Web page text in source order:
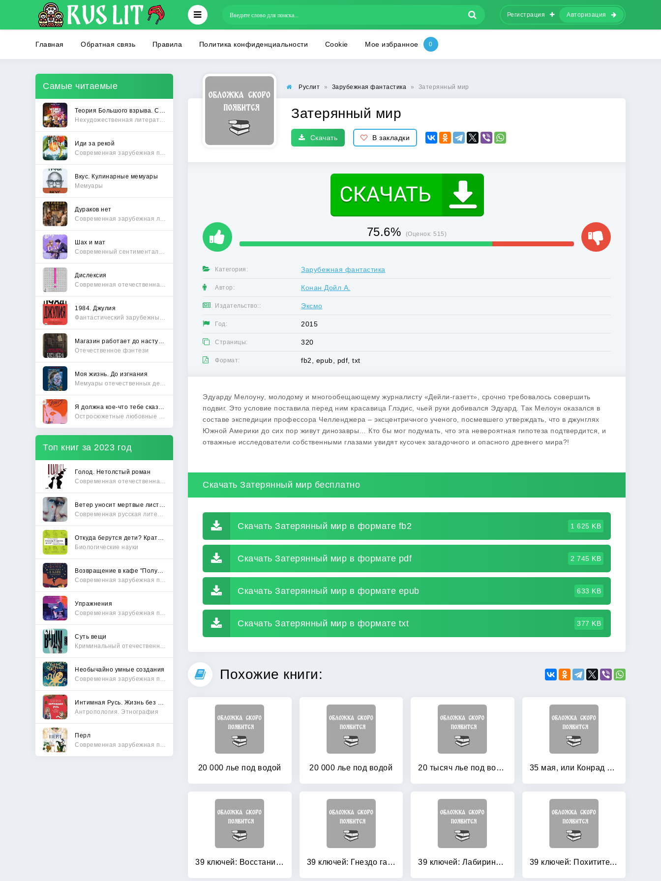
Регистрация Авторизация
Главная Обратная связь Правила Политика конфиденциальности Cookie Мое избранное
Самые читаемые
Иди за рекой
Вкус. Кулинарные мемуары
Мемуары
Дураков нет
Шах и мат
Дислексия
1984. Джулия
Отечественное фэнтези
Моя жизнь. До изгнания
Топ книг за 2023 год
Голод. Нетолстый роман
Биологические науки
Упражнения
Суть вещи
Необычайно умные создания
Антропология. Этнография
Перл
Руслит » Зарубежная фантастика » Затерянный мир
Затерянный мир
Скачать В закладки
75.6% (Оценок:515)
Категория: Зарубежная фантастика
Автор: Конан Дойл А.
Издательство:: Эксмо
Год: 2015
Страницы: 320
Формат: fb2, epub, pdf, txt
Эдуарду Мелоуну, молодому и многообещающему журналисту «Дейли-газетт», срочно требовалось совершить
подвиг. Это условие поставила перед ним красавица Глэдис, чьей руки добивался Эдуард. Так Мелоун оказался в
составе экспедиции профессора Челленджера – эксцентричного ученого, посмевшего утверждать, что в джунглях
Южной Америки до сих пор живут динозавры… Кто бы мог подумать, что эта невероятная гипотеза подтвердится, и
отважные исследователи собственными глазами увидят кусочек загадочного и опасного древнего мира?!
Скачать Затерянный мир бесплатно
Скачать Затерянный мир в формате fb2 1 625 KB
Скачать Затерянный мир в формате pdf 2 745 KB
Скачать Затерянный мир в формате epub 633 KB
Скачать Затерянный мир в формате txt 377 KB
Похожие книги:
20 000 лье под водой 20 000 лье под водой 20 тысяч лье под водой: Кругосветное путешествие в морских глубинах 35 мая, или Конрад скачет верхом в Океанию
39 ключей: Восстание Весперов. Книга 11 39 ключей: Гнездо гадюки. Код императора 39 ключей: Лабиринт костей 39 ключей: Похититель мечей